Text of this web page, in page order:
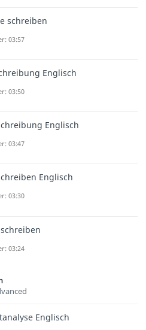
schreiben
03:57
Englisch
03:50
Englisch
03:47
Englisch
03:30
03:24
Englisch